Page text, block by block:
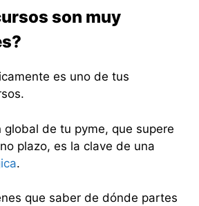
son muy
es uno de tus
global de tu pyme, que supere
plazo, es la clave de una
.
que saber de dónde partes